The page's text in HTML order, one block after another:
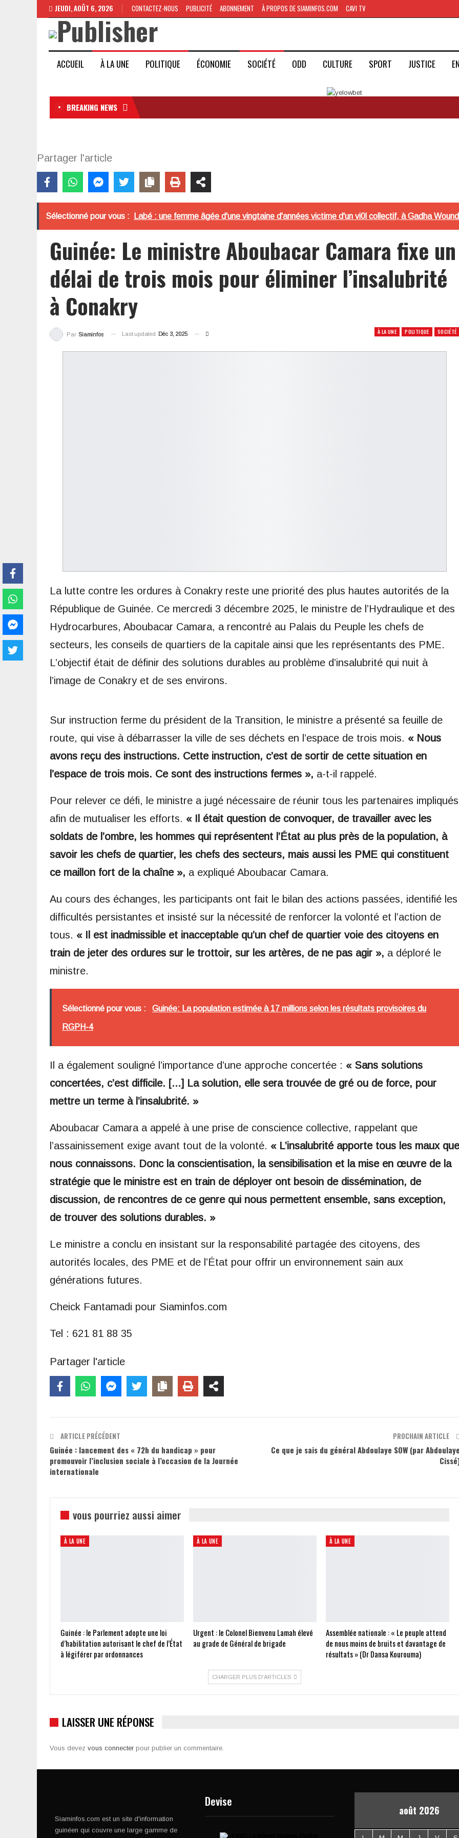
JEUDI, AOÛT 6, 2026 CONTACTEZ-NOUS PUBLICITÉ ABONNEMENT À PROPOS DE SIAMINFOS.COM CAVI TV
ACCUEIL À LA UNE POLITIQUE ÉCONOMIE SOCIÉTÉ ODD CULTURE SPORT JUSTICE
BREAKING NEWS
Partager l'article
Sélectionné pour vous : Labé : une femme âgée d'une vingtaine d'années victime d'un vi0l collectif, à Gadha
Guinée: Le ministre Aboubacar Camara fixe un
délai de trois mois pour éliminer l’insalubrité
à Conakry
À LA UNE POLITIQUE SOCIÉTÉ
Par Siaminfos Last updated Déc 3, 2025
La lutte contre les ordures à Conakry reste une priorité des plus hautes autorités de la
République de Guinée. Ce mercredi 3 décembre 2025, le ministre de l’Hydraulique et des
Hydrocarbures, Aboubacar Camara, a rencontré au Palais du Peuple les chefs de
secteurs, les conseils de quartiers de la capitale ainsi que les représentants des PME.
L’objectif était de définir des solutions durables au problème d’insalubrité qui nuit à
l’image de Conakry et de ses environs.
Sur instruction ferme du président de la Transition, le ministre a présenté sa feuille de
route, qui vise à débarrasser la ville de ses déchets en l’espace de trois mois. « Nous
avons reçu des instructions. Cette instruction, c’est de sortir de cette situation en
l’espace de trois mois. Ce sont des instructions fermes », a-t-il rappelé.
Pour relever ce défi, le ministre a jugé nécessaire de réunir tous les partenaires impliqués
afin de mutualiser les efforts. « Il était question de convoquer, de travailler avec les
soldats de l’ombre, les hommes qui représentent l’État au plus près de la population, à
savoir les chefs de quartier, les chefs des secteurs, mais aussi les PME qui constituent
ce maillon fort de la chaîne », a expliqué Aboubacar Camara.
Au cours des échanges, les participants ont fait le bilan des actions passées, identifié les
difficultés persistantes et insisté sur la nécessité de renforcer la volonté et l’action de
tous. « Il est inadmissible et inacceptable qu’un chef de quartier voie des citoyens en
train de jeter des ordures sur le trottoir, sur les artères, de ne pas agir », a déploré le
ministre.
Sélectionné pour vous : Guinée: La population estimée à 17 millions selon les résultats provisoires du
RGPH-4
Il a également souligné l’importance d’une approche concertée : « Sans solutions
concertées, c’est difficile. […] La solution, elle sera trouvée de gré ou de force, pour
mettre un terme à l’insalubrité. »
Aboubacar Camara a appelé à une prise de conscience collective, rappelant que
l’assainissement exige avant tout de la volonté. « L’insalubrité apporte tous les maux que
nous connaissons. Donc la conscientisation, la sensibilisation et la mise en œuvre de la
stratégie que le ministre est en train de déployer ont besoin de dissémination, de
discussion, de rencontres de ce genre qui nous permettent ensemble, sans exception,
de trouver des solutions durables. »
Le ministre a conclu en insistant sur la responsabilité partagée des citoyens, des
autorités locales, des PME et de l’État pour offrir un environnement sain aux
générations futures.
Cheick Fantamadi pour Siaminfos.com
Tel : 621 81 88 35
Partager l'article
ARTICLE PRÉCÉDENT
Guinée : lancement des « 72h du handicap » pour
promouvoir l’inclusion sociale à l’occasion de la Journée
internationale
PROCHAIN ARTICLE
Ce que je sais du général Abdoulaye SOW (par
vous pourriez aussi aimer
À LA UNE
Guinée : le Parlement adopte une loi
d’habilitation autorisant le chef de l’État
à légiférer par ordonnances
À LA UNE
Urgent : le Colonel Bienvenu Lamah élevé
au grade de Général de brigade
À LA UNE
Assemblée nationale : « Le peuple attend
de nous moins de bruits et davantage de
résultats » (Dr Dansa Kourouma)
CHARGER PLUS D'ARTICLES
LAISSER UNE RÉPONSE
Vous devez vous connecter pour publier un commentaire.
Siaminfos.com est un site d'information
guinéen qui couvre une large gamme de
Devise
août 2026